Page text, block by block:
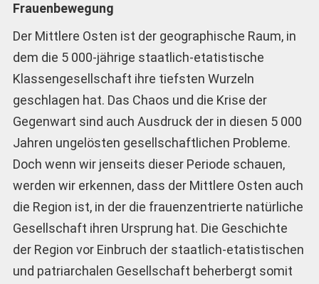
Frauenbewegung
Der Mittlere Osten ist der geographische Raum, in
dem die 5 000-jährige staatlich-etatistische
Klassengesellschaft ihre tiefsten Wurzeln
geschlagen hat. Das Chaos und die Krise der
Gegenwart sind auch Ausdruck der in diesen 5 000
Jahren ungelösten gesellschaftlichen Probleme.
Doch wenn wir jenseits dieser Periode schauen,
werden wir erkennen, dass der Mittlere Osten auch
die Region ist, in der die frauenzentrierte natürliche
Gesellschaft ihren Ursprung hat. Die Geschichte
der Region vor Einbruch der staatlich-etatistischen
und patriarchalen Gesellschaft beherbergt somit